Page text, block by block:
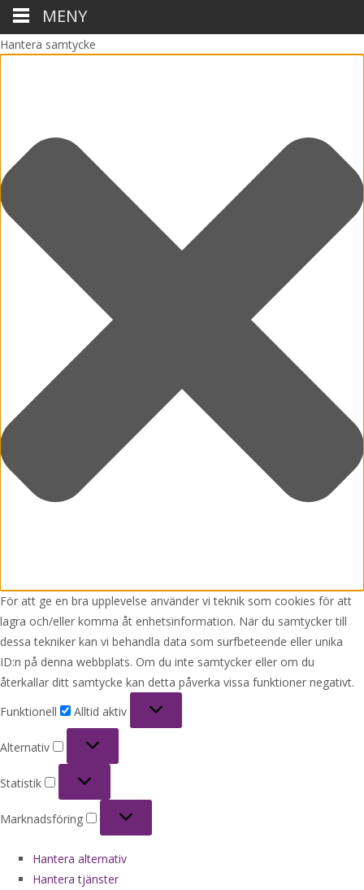
Hantera samtycke
För att ge en bra upplevelse använder vi teknik som cookies för att
lagra och/eller komma åt enhetsinformation. När du samtycker till
dessa tekniker kan vi behandla data som surfbeteende eller unika
ID:n på denna webbplats. Om du inte samtycker eller om du
återkallar ditt samtycke kan detta påverka vissa funktioner negativt.
Funktionell
Alltid aktiv
Alternativ
Statistik
Marknadsföring
Hantera alternativ
Hantera tjänster
MENY